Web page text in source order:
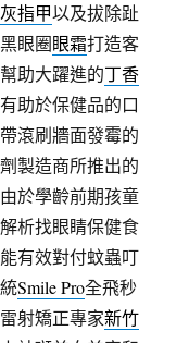
指甲以及拔除趾
眼圈眼霜打造客
助大躍進的丁香
助於保健品的口
滾刷牆面發霉的
製造商所推出的
於學齡前期孩童
析找眼睛保健食
能有效對付蚊蟲叮
Smile Pro全飛秒
射矯正專家新竹